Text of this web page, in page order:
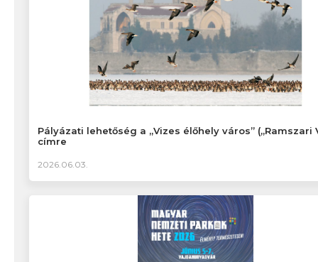
Pályázati lehetőség a „Vizes élőhely város” („Ramszari
címre
2026.06.03.